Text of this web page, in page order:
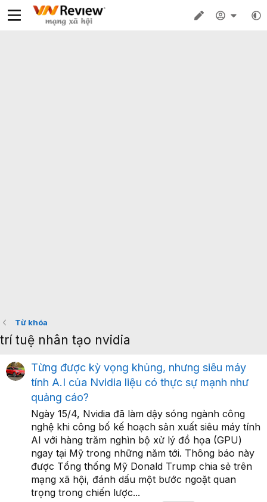
Từ khóa
trí tuệ nhân tạo nvidia
Từng được kỳ vọng khủng, nhưng siêu máy
tính A.I của Nvidia liệu có thực sự mạnh như
quảng cáo?
Ngày 15/4, Nvidia đã làm dậy sóng ngành công
nghệ khi công bố kế hoạch sản xuất siêu máy tính
AI với hàng trăm nghìn bộ xử lý đồ họa (GPU)
ngay tại Mỹ trong những năm tới. Thông báo này
được Tổng thống Mỹ Donald Trump chia sẻ trên
mạng xã hội, đánh dấu một bước ngoặt quan
trọng trong chiến lược...